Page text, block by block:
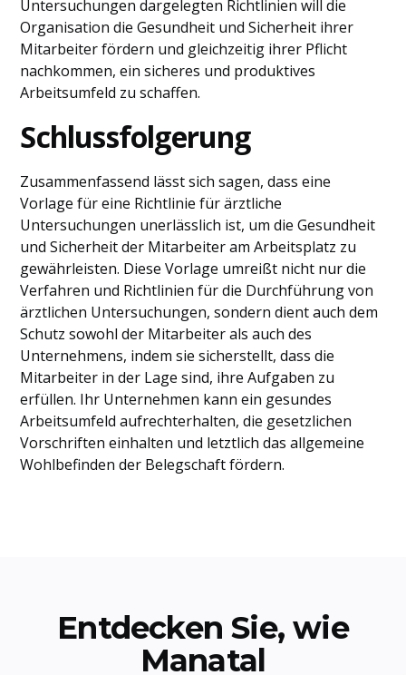
Untersuchungen dargelegten Richtlinien will die
Organisation die Gesundheit und Sicherheit ihrer
Mitarbeiter fördern und gleichzeitig ihrer Pflicht
nachkommen, ein sicheres und produktives
Arbeitsumfeld zu schaffen.
Schlussfolgerung
Zusammenfassend lässt sich sagen, dass eine
Vorlage für eine Richtlinie für ärztliche
Untersuchungen unerlässlich ist, um die Gesundheit
und Sicherheit der Mitarbeiter am Arbeitsplatz zu
gewährleisten. Diese Vorlage umreißt nicht nur die
Verfahren und Richtlinien für die Durchführung von
ärztlichen Untersuchungen, sondern dient auch dem
Schutz sowohl der Mitarbeiter als auch des
Unternehmens, indem sie sicherstellt, dass die
Mitarbeiter in der Lage sind, ihre Aufgaben zu
erfüllen. Ihr Unternehmen kann ein gesundes
Arbeitsumfeld aufrechterhalten, die gesetzlichen
Vorschriften einhalten und letztlich das allgemeine
Wohlbefinden der Belegschaft fördern.
Entdecken Sie, wie
Manatal